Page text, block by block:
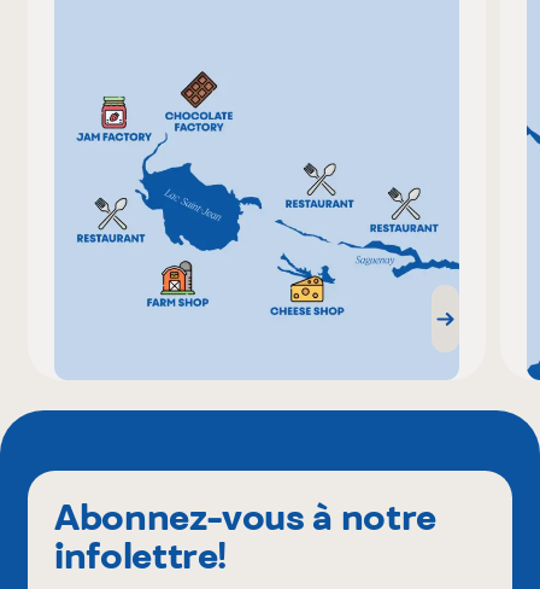
Abonnez-vous à notre
infolettre!